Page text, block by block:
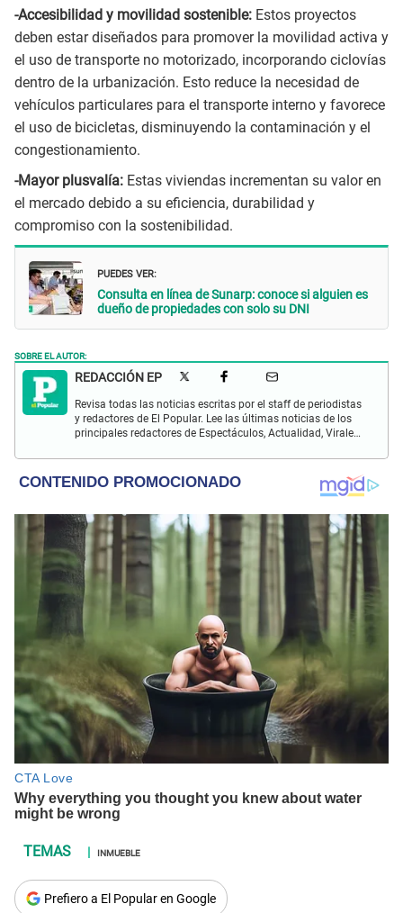
-Accesibilidad y movilidad sostenible: Estos proyectos
deben estar diseñados para promover la movilidad activa y
el uso de transporte no motorizado, incorporando ciclovías
dentro de la urbanización. Esto reduce la necesidad de
vehículos particulares para el transporte interno y favorece
el uso de bicicletas, disminuyendo la contaminación y el
congestionamiento.
-Mayor plusvalía: Estas viviendas incrementan su valor en
el mercado debido a su eficiencia, durabilidad y
compromiso con la sostenibilidad.
PUEDES VER:
Consulta en línea de Sunarp: conoce si alguien es
dueño de propiedades con solo su DNI
SOBRE EL AUTOR:
REDACCIÓN EP
Revisa todas las noticias escritas por el staff de periodistas
y redactores de El Popular. Lee las últimas noticias de los
principales redactores de Espectáculos, Actualidad, Virales,
INMUEBLE
Prefiero a El Popular en Google